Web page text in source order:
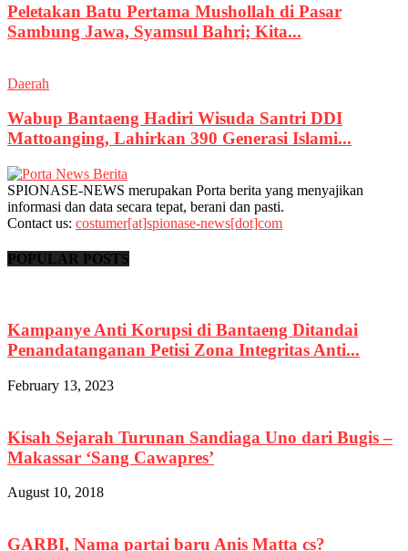
Peletakan Batu Pertama Mushollah di Pasar
Sambung Jawa, Syamsul Bahri; Kita...
Daerah
Wabup Bantaeng Hadiri Wisuda Santri DDI
Mattoanging, Lahirkan 390 Generasi Islami...
SPIONASE-NEWS merupakan Porta berita yang menyajikan
informasi dan data secara tepat, berani dan pasti.
Contact us: costumer[at]spionase-news[dot]com
POPULAR POSTS
Kampanye Anti Korupsi di Bantaeng Ditandai
Penandatanganan Petisi Zona Integritas Anti...
February 13, 2023
Kisah Sejarah Turunan Sandiaga Uno dari Bugis –
Makassar ‘Sang Cawapres’
August 10, 2018
GARBI, Nama partai baru Anis Matta cs?